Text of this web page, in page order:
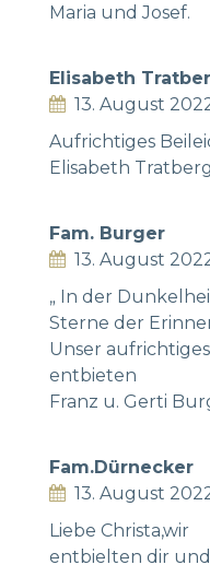
Maria und Josef.
Elisabeth
13. August
Aufrichtiges
Elisabeth
Fam. Burger
13. August
„ In der
Sterne der
Unser
entbieten
Franz u. Gerti
Fam.Dürnecker
13. August
Liebe Christa,wir
entbielten dir